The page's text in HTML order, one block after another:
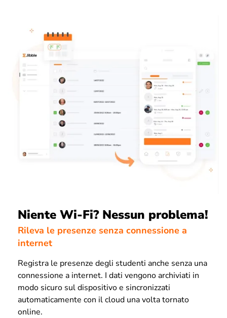
Niente Wi-Fi? Nessun problema!
Rileva le presenze senza connessione a
internet
Registra le presenze degli studenti anche senza una
connessione a internet. I dati vengono archiviati in
modo sicuro sul dispositivo e sincronizzati
automaticamente con il cloud una volta tornato
online.